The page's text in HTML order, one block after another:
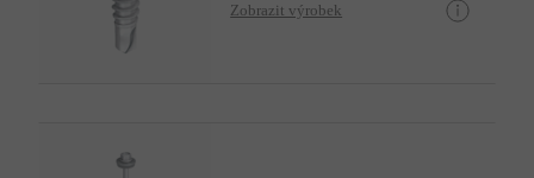
Zobrazit výrobek